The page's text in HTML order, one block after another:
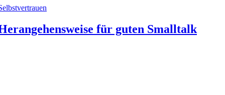
für guten Smalltalk